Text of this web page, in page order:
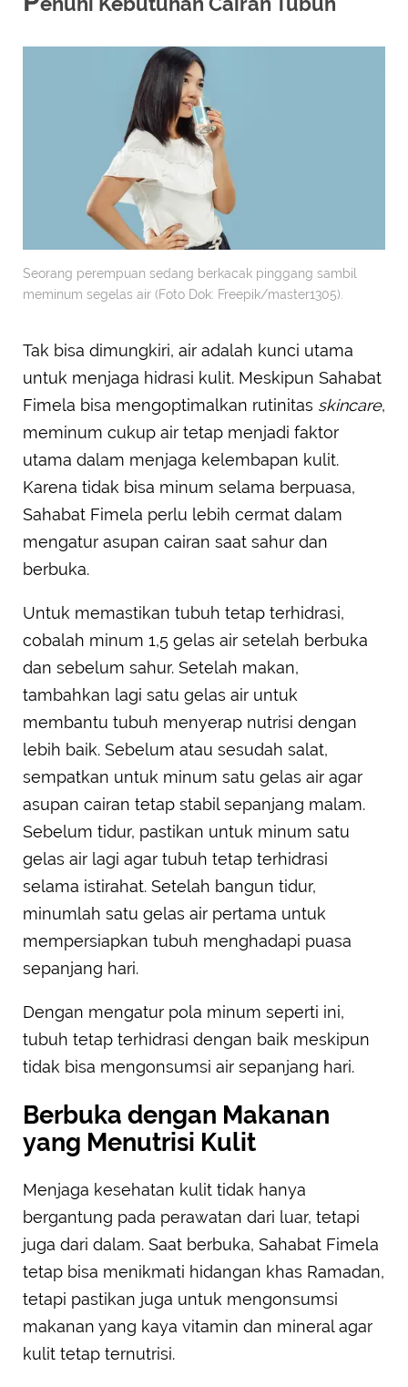
Seorang perempuan sedang berkacak pinggang sambil
meminum segelas air (Foto Dok: Freepik/master1305).
Tak bisa dimungkiri, air adalah kunci utama
untuk menjaga hidrasi kulit. Meskipun Sahabat
Fimela bisa mengoptimalkan rutinitas skincare,
meminum cukup air tetap menjadi faktor
utama dalam menjaga kelembapan kulit.
Karena tidak bisa minum selama berpuasa,
Sahabat Fimela perlu lebih cermat dalam
mengatur asupan cairan saat sahur dan
berbuka.
Untuk memastikan tubuh tetap terhidrasi,
cobalah minum 1,5 gelas air setelah berbuka
dan sebelum sahur. Setelah makan,
tambahkan lagi satu gelas air untuk
membantu tubuh menyerap nutrisi dengan
lebih baik. Sebelum atau sesudah salat,
sempatkan untuk minum satu gelas air agar
asupan cairan tetap stabil sepanjang malam.
Sebelum tidur, pastikan untuk minum satu
gelas air lagi agar tubuh tetap terhidrasi
selama istirahat. Setelah bangun tidur,
minumlah satu gelas air pertama untuk
mempersiapkan tubuh menghadapi puasa
sepanjang hari.
Dengan mengatur pola minum seperti ini,
tubuh tetap terhidrasi dengan baik meskipun
tidak bisa mengonsumsi air sepanjang hari.
Berbuka dengan Makanan
yang Menutrisi Kulit
Menjaga kesehatan kulit tidak hanya
bergantung pada perawatan dari luar, tetapi
juga dari dalam. Saat berbuka, Sahabat Fimela
tetap bisa menikmati hidangan khas Ramadan,
tetapi pastikan juga untuk mengonsumsi
makanan yang kaya vitamin dan mineral agar
kulit tetap ternutrisi.